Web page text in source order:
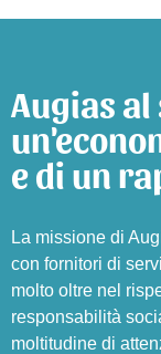
Augias
e di un
La missione di
con fornitori di
molto oltre nel
responsabilità
moltitudine di